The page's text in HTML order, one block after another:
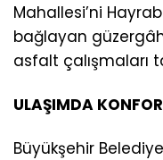
Mahallesi’ni
bağlayan
asfalt çalışmaları
ULAŞIMDA
Büyükşehir